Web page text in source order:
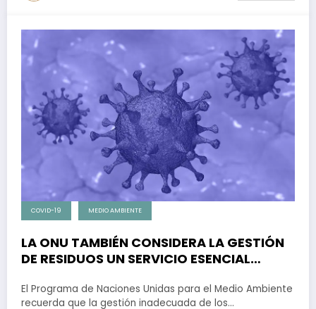
COVID-19 MEDIO AMBIENTE
LA ONU TAMBIÉN CONSIDERA LA GESTIÓN
DE RESIDUOS UN SERVICIO ESENCIAL
El Programa de Naciones Unidas para el Medio Ambiente
recuerda que la gestión inadecuada de los…